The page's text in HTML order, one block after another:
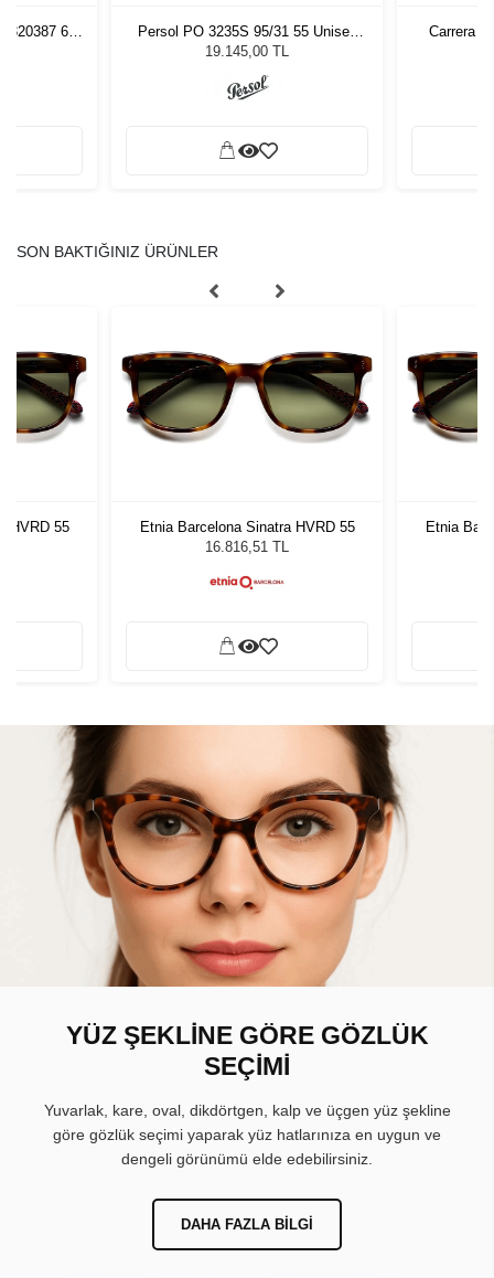
320387 61
Persol PO 3235S 95/31 55 Unisex
Güneş Gözlüğü
19.145,00 TL
Carrera
SON BAKTIĞINIZ ÜRÜNLER
HVRD 55
Etnia Barcelona Sinatra HVRD 55
16.816,51 TL
Etnia
YÜZ ŞEKLİNE GÖRE GÖZLÜK
SEÇİMİ
Yuvarlak, kare, oval, dikdörtgen, kalp ve üçgen yüz şekline
göre gözlük seçimi yaparak yüz hatlarınıza en uygun ve
dengeli görünümü elde edebilirsiniz.
DAHA FAZLA BILGI